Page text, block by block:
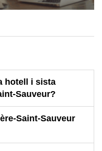
hotell i sista
Sauveur?
Saint-Sauveur